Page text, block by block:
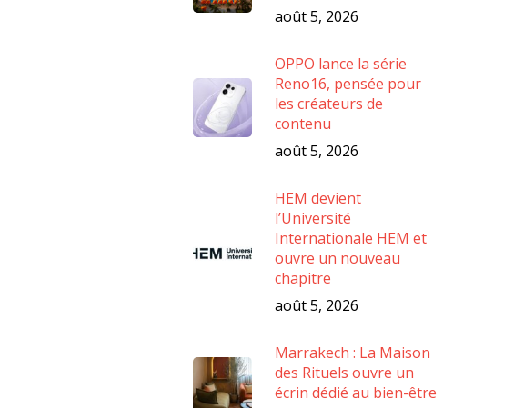
août 5, 2026
OPPO lance la série
Reno16, pensée pour
les créateurs de
contenu
août 5, 2026
HEM devient
l’Université
Internationale HEM et
ouvre un nouveau
chapitre
août 5, 2026
Marrakech : La Maison
des Rituels ouvre un
écrin dédié au bien-être